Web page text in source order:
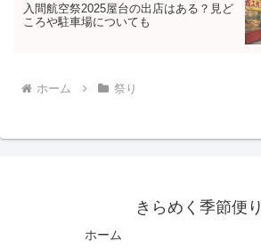
入間航空祭2025屋台の出店はある？見ど
ころや駐車場についても
ホーム 祭り
きらめく季節便り
ホーム